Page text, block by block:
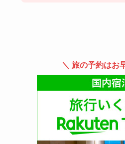
＼ 旅の予約はお